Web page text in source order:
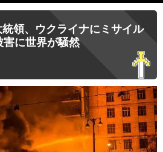
統領、ウクライナにミサイル
に世界が騒然